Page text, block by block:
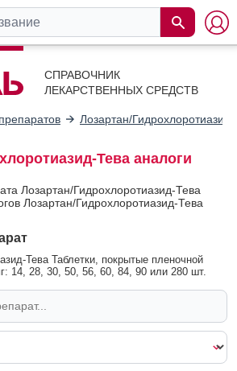
СПРАВОЧНИК
ЛЕКАРСТВЕННЫХ СРЕДСТВ
Лозартан/
Тева аналоги
Лозартан/Гидрохлоротиазид-Тева
Лозартан/Гидрохлоротиазид-Тева
Тева Таблетки, покрытые пленочной
14, 28, 30, 50, 56, 60, 84, 90 или 280 шт.